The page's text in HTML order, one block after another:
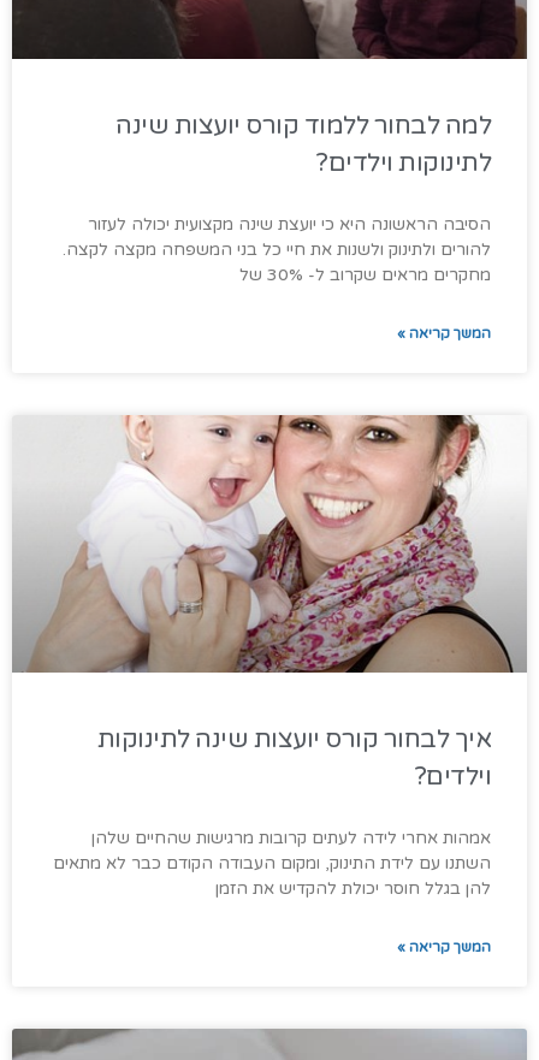
למה לבחור ללמוד קורס יועצות שינה
לתינוקות וילדים?
הסיבה הראשונה היא כי יועצת שינה מקצועית יכולה לעזור
להורים ולתינוק ולשנות את חיי כל בני המשפחה מקצה לקצה.
מחקרים מראים שקרוב ל- 30% של
המשך קריאה »
איך לבחור קורס יועצות שינה לתינוקות
וילדים?
אמהות אחרי לידה לעתים קרובות מרגישות שהחיים שלהן
השתנו עם לידת התינוק, ומקום העבודה הקודם כבר לא מתאים
להן בגלל חוסר יכולת להקדיש את הזמן
המשך קריאה »